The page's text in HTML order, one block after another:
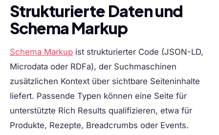
Strukturierte Daten und
Schema Markup
Schema Markup ist strukturierter Code (JSON-LD,
Microdata oder RDFa), der Suchmaschinen
zusätzlichen Kontext über sichtbare Seiteninhalte
liefert. Passende Typen können eine Seite für
unterstützte Rich Results qualifizieren, etwa für
Produkte, Rezepte, Breadcrumbs oder Events.